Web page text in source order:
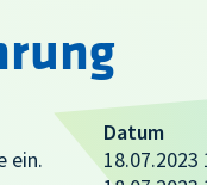
ein.
Datum
18.07.2023